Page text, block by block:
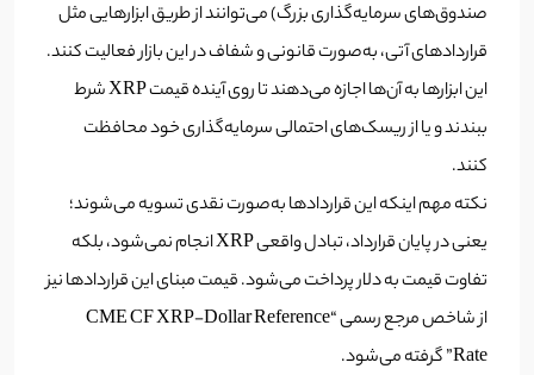
صندوق‌های سرمایه‌گذاری بزرگ) می‌توانند از طریق ابزارهایی مثل
قراردادهای آتی، به‌صورت قانونی و شفاف در این بازار فعالیت کنند.
این ابزارها به آن‌ها اجازه می‌دهند تا روی آینده قیمت XRP شرط
ببندند و یا از ریسک‌های احتمالی سرمایه‌گذاری خود محافظت
کنند.
نکته مهم اینکه این قراردادها به‌صورت نقدی تسویه می‌شوند؛
یعنی در پایان قرارداد، تبادل واقعی XRP انجام نمی‌شود، بلکه
تفاوت قیمت به دلار پرداخت می‌شود. قیمت مبنای این قراردادها نیز
از شاخص مرجع رسمی “CME CF XRP-Dollar Reference
Rate” گرفته می‌شود.